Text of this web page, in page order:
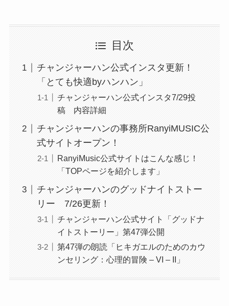
目次
チャンジャーハン公式インスタ更新！
「とても快適byハンハン」
チャンジャーハン公式インスタ7/29投
稿 内容詳細
チャンジャーハンの事務所RanyiMUSIC公
式サイトオープン！
RanyiMusic公式サイトはこんな感じ！
「TOPページを紹介します」
チャンジャーハンのグッドナイトストー
リー 7/26更新！
チャンジャーハン公式サイト「グッドナ
イトストーリー」第47弾公開
第47弾の朗読「ヒキガエルのためのカウ
ンセリング：心理的冒険 – VI – II」